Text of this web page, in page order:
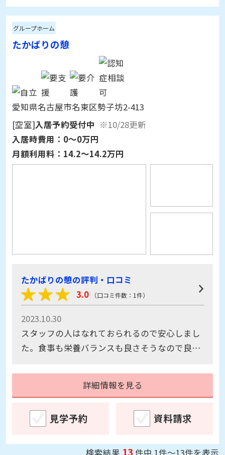
グループホーム
たかばりの憩
愛知県名古屋市名東区勢子坊2-413
[空室]入居予約受付中 ※10/28更新
入居時費用：0～0万円
月額利用料： 14.2～14.2万円
3.0 （口コミ件数：1件）
2023.10.30
スタッフの人はなれておられるので安心しまし
た。食事も栄養バランスも良さそうなので良か
ったです。レクレーションも季節ごとにイベン
詳細情報を見る